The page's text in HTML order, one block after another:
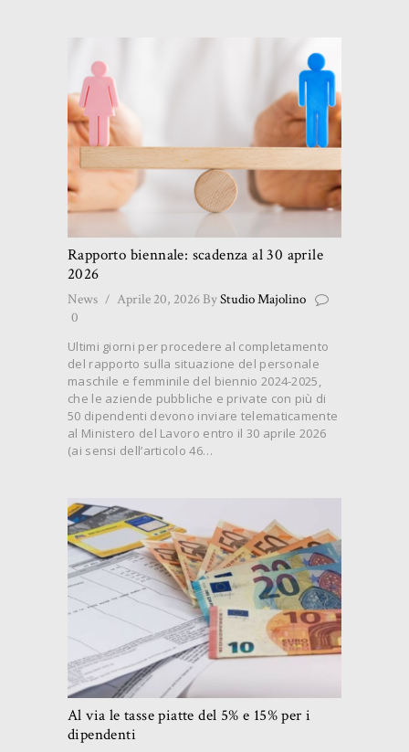
Rapporto biennale: scadenza al 30 aprile
2026
News Aprile 20, 2026 ByStudio Majolino
0
Ultimi giorni per procedere al completamento
del rapporto sulla situazione del personale
maschile e femminile del biennio 2024-2025,
che le aziende pubbliche e private con più di
50 dipendenti devono inviare telematicamente
al Ministero del Lavoro entro il 30 aprile 2026
(ai sensi dell’articolo 46…
Al via le tasse piatte del 5% e 15% per i
dipendenti